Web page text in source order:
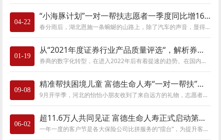
04-22
“小海豚计划”一对一帮扶志愿者一季度同比增161.76%
春分雨后，湖北恩施一条蜿蜒的山路上，除了汽车的声音，显得格外幽静。路边一户人家里，6岁的女孩小霜(化名)，正安安静静地伏案看书。车上的人
01-19
从“2021年度证券行业产品质量评选“，解析券商高质量发展趋势
券商的数字化转型，在进入2022年后有着提速的趋势。在国内的泛金融行业中，证券公司的数字化进程对比银行与保险显得有些缓慢。这应该与券商的行
09-08
精准帮扶困境儿童 富德生命人寿“一对一帮扶”志愿者突破千人
9月开学季，河北的怡怡小朋友收到了来自远方的礼物，志愿者刘汝杨寄来了800元助学金，这笔爱心款让怡怡的新学期有了个温暖的开始。刘汝杨是富德
06-02
超11.6万人共同见证 富德生命人寿正式启动第十五届客户节
一年一度的客户节是各大保险公司比拼服务的“擂台”，为提升客户满意度，展示企业实力，各公司上下都会推出丰富多彩的活动，客户节已经成为公